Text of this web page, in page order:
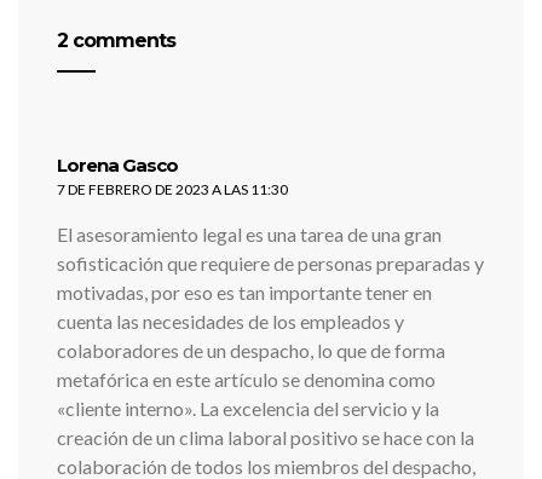
2 comments
Lorena Gasco
7 DE FEBRERO DE 2023 A LAS 11:30
El asesoramiento legal es una tarea de una gran
sofisticación que requiere de personas preparadas y
motivadas, por eso es tan importante tener en
cuenta las necesidades de los empleados y
colaboradores de un despacho, lo que de forma
metafórica en este artículo se denomina como
«cliente interno». La excelencia del servicio y la
creación de un clima laboral positivo se hace con la
colaboración de todos los miembros del despacho,